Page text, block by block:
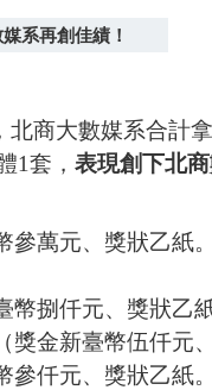
系再創佳績！
商大數媒系合計拿
1套， 表現創下北
萬元、獎狀乙紙
捌仟元、獎狀乙紙
金新臺幣伍仟元
仟元、獎狀乙紙。